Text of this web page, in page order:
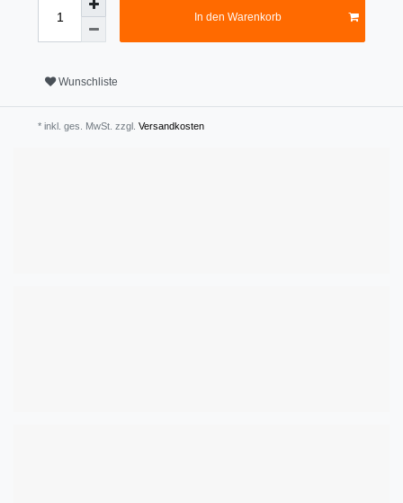
In den Warenkorb
Wunschliste
* inkl. ges. MwSt. zzgl. Versandkosten